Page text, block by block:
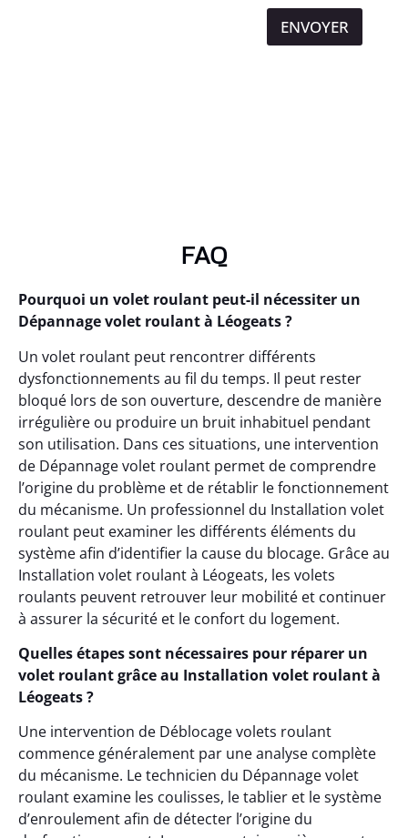
ENVOYER
FAQ
Pourquoi un volet roulant peut-il nécessiter un
Dépannage volet roulant à Léogeats ?
Un volet roulant peut rencontrer différents
dysfonctionnements au fil du temps. Il peut rester
bloqué lors de son ouverture, descendre de manière
irrégulière ou produire un bruit inhabituel pendant
son utilisation. Dans ces situations, une intervention
de Dépannage volet roulant permet de comprendre
l’origine du problème et de rétablir le fonctionnement
du mécanisme. Un professionnel du Installation volet
roulant peut examiner les différents éléments du
système afin d’identifier la cause du blocage. Grâce au
Installation volet roulant à Léogeats, les volets
roulants peuvent retrouver leur mobilité et continuer
à assurer la sécurité et le confort du logement.
Quelles étapes sont nécessaires pour réparer un
volet roulant grâce au Installation volet roulant à
Léogeats ?
Une intervention de Déblocage volets roulant
commence généralement par une analyse complète
du mécanisme. Le technicien du Dépannage volet
roulant examine les coulisses, le tablier et le système
d’enroulement afin de détecter l’origine du